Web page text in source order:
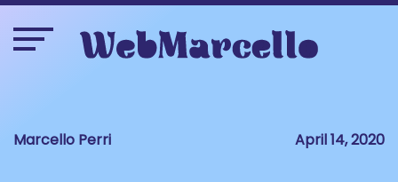
Marcello Perri April 14, 2020